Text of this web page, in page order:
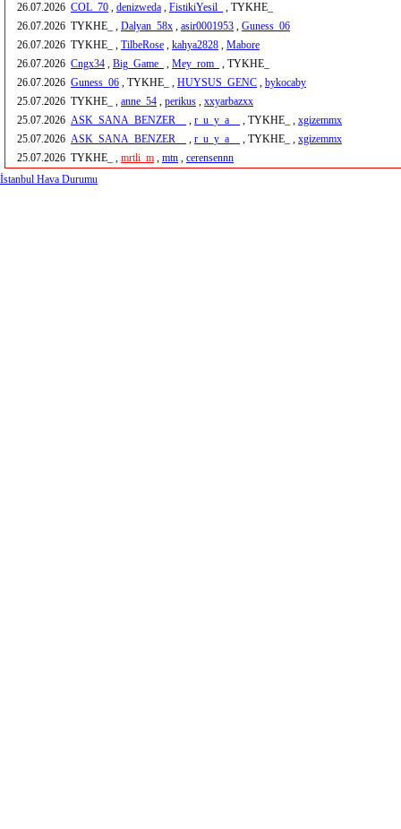
26.07.2026 COL_70 , denizweda , FistikiYesil_
, TYKHE_
26.07.2026 TYKHE_ , Dalyan_58x , asir0001953 , Guness_06
26.07.2026 TYKHE_ , TilbeRose , kahya2828 , Mabore
26.07.2026 Cngx34 , Big_Game_ , Mey_rom_
, TYKHE_
26.07.2026 Guness_06 , TYKHE_ , HUYSUS_GENC , bykocaby
25.07.2026 TYKHE_ , anne_54 , perikus , xxyarbazxx
25.07.2026 ASK_SANA_BENZER__ , r_u_y_a__ , TYKHE_ , xgizemmx
25.07.2026 ASK_SANA_BENZER__ , r_u_y_a__ , TYKHE_ , xgizemmx
25.07.2026 TYKHE_ , mrtli_m , mtn , cerensennn
İstanbul Hava Durumu